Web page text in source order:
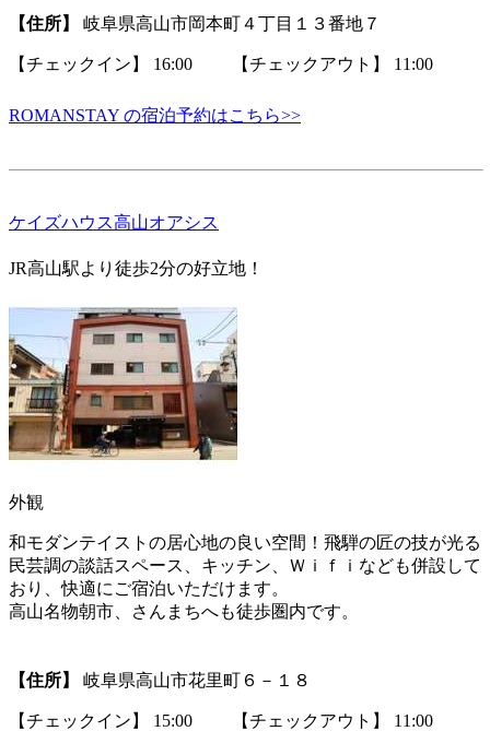
【住所】 岐阜県高山市岡本町４丁目１３番地７
【チェックイン】 16:00 【チェックアウト】 11:00
ROMANSTAY の宿泊予約はこちら>>
ケイズハウス高山オアシス
JR高山駅より徒歩2分の好立地！
外観
和モダンテイストの居心地の良い空間！飛騨の匠の技が光る
民芸調の談話スペース、キッチン、Ｗｉｆｉなども併設して
おり、快適にご宿泊いただけます。
高山名物朝市、さんまちへも徒歩圏内です。
【住所】 岐阜県高山市花里町６－１８
【チェックイン】 15:00 【チェックアウト】 11:00